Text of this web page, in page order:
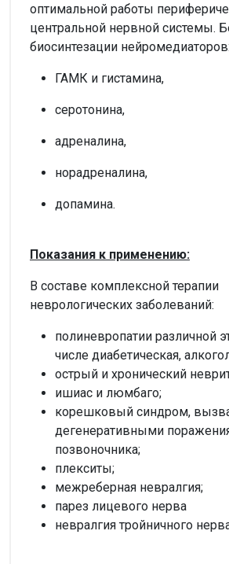
оптимальной работы
центральной нервной системы.
биосинтезации нейромедиаторов:
ГАМК и гистамина,
серотонина,
адреналина,
норадреналина,
допамина.
Показания к применению:
В составе комплексной терапии
неврологических заболеваний:
полиневропатии различной
числе диабетическая,
острый и хронический
ишиас и люмбаго;
корешковый синдром,
дегенеративными
позвоночника;
плекситы;
межреберная невралгия;
парез лицевого нерва
невралгия тройничного